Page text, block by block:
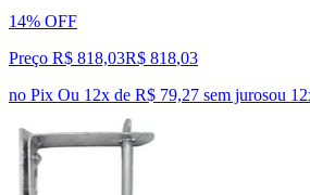
14% OFF
Preço R$ 818,03R$ 818,03
no Pix Ou 12x de R$ 79,27 sem jurosou 12